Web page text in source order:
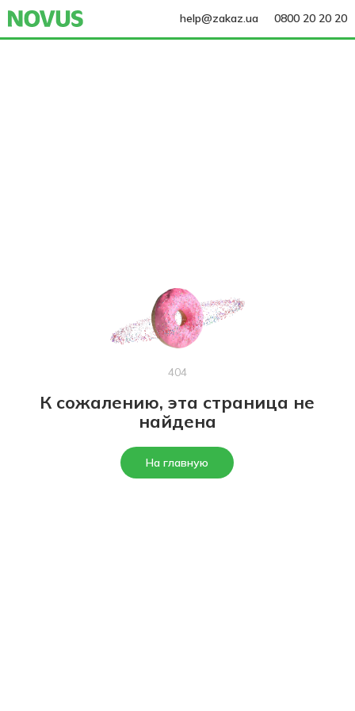
help@zakaz.ua 0800 20 20 20
404
К сожалению, эта страница не
найдена
На главную